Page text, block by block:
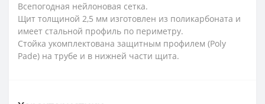
Всепогодная нейлоновая сетка.
Щит толщиной 2,5 мм изготовлен из поликарбоната и
имеет стальной профиль по периметру.
Стойка укомплектована защитным профилем (Poly
Pade) на трубе и в нижней части щита.